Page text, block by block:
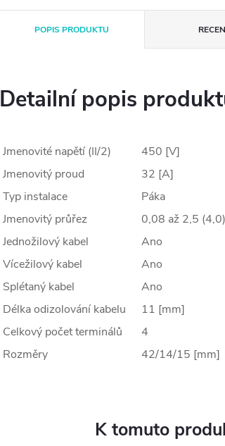
POPIS PRODUKTU
Detailní popis
Jmenovité napětí (II/2)
450 [V]
Jmenovitý proud
32 [A]
Typ instalace
Páka
Jmenovitý průřez
0,08 až 2,5
Jednožilový kabel
Ano
Vícežilový kabel
Ano
Splétaný kabel
Ano
Délka odizolování kabelu
11 [mm]
Celkový počet terminálů
4
Rozměry
42/14/15 [mm]
K tomuto